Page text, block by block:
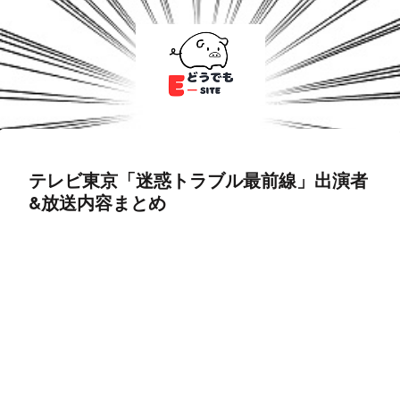
テレビ東京「迷惑トラブル最前線」出演者
&放送内容まとめ